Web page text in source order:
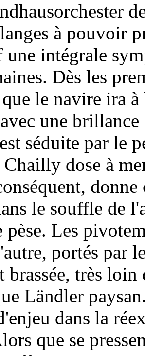
à pouvoir
intégrale
Dès les
le navire ira
une
séduite par le
dose à
le souffle de
pèse. Les
portés par
brassée, très loin
Ländler
dans la
que se